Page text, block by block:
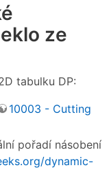
ze
tabulku DP:
10003 - Cutting
pořadí násobení
dynamic-